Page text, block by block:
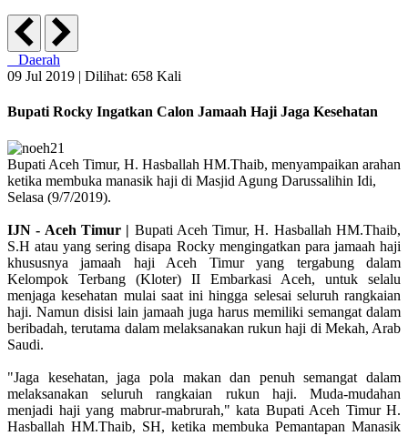
Daerah
09 Jul 2019 | Dilihat: 658 Kali
Bupati Rocky Ingatkan Calon Jamaah Haji Jaga Kesehatan
Bupati Aceh Timur, H. Hasballah HM.Thaib, menyampaikan arahan
ketika membuka manasik haji di Masjid Agung Darussalihin Idi,
Selasa (9/7/2019).
IJN - Aceh Timur | Bupati Aceh Timur, H. Hasballah HM.Thaib,
S.H atau yang sering disapa Rocky mengingatkan para jamaah haji
khususnya jamaah haji Aceh Timur yang tergabung dalam
Kelompok Terbang (Kloter) II Embarkasi Aceh, untuk selalu
menjaga kesehatan mulai saat ini hingga selesai seluruh rangkaian
haji. Namun disisi lain jamaah juga harus memiliki semangat dalam
beribadah, terutama dalam melaksanakan rukun haji di Mekah, Arab
Saudi.
"Jaga kesehatan, jaga pola makan dan penuh semangat dalam
melaksanakan seluruh rangkaian rukun haji. Muda-mudahan
menjadi haji yang mabrur-mabrurah," kata Bupati Aceh Timur H.
Hasballah HM.Thaib, SH, ketika membuka Pemantapan Manasik